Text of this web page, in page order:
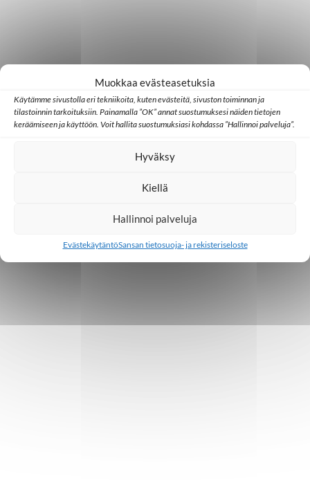
Muokkaa evästeasetuksia
Käytämme sivustolla eri tekniikoita, kuten evästeitä, sivuston toiminnan ja
tilastoinnin tarkoituksiin. Painamalla ”OK” annat suostumuksesi näiden tietojen
keräämiseen ja käyttöön. Voit hallita suostumuksiasi kohdassa ”Hallinnoi palveluja”.
Hyväksy
Kiellä
Hallinnoi palveluja
EvästekäytäntöSansan tietosuoja- ja rekisteriseloste